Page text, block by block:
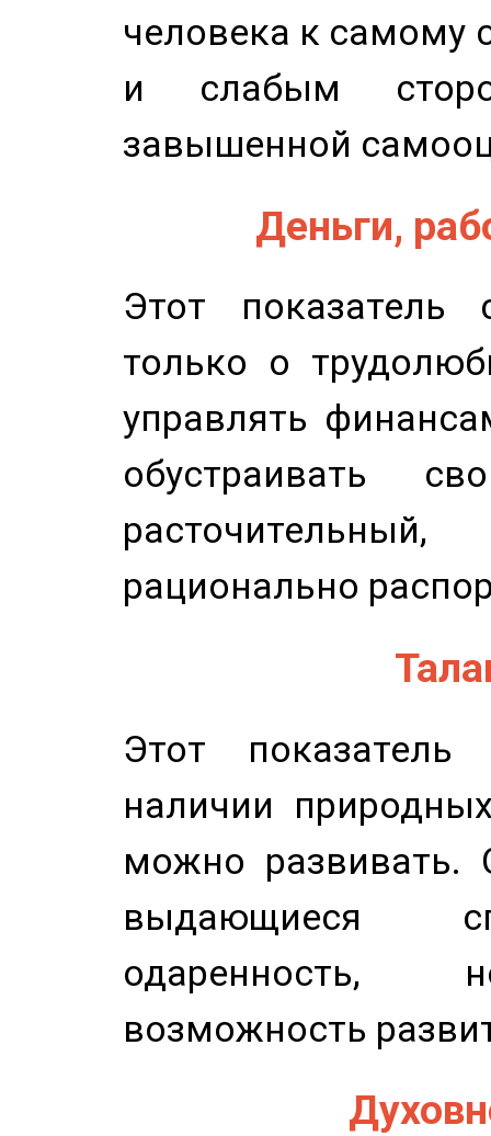
человека к самому
и слабым
завышенной
Деньги,
Этот показатель
только о
управлять
обустраивать
рационально
Этот показатель
наличии
можно развивать.
выдающиеся
одаренность,
возможность